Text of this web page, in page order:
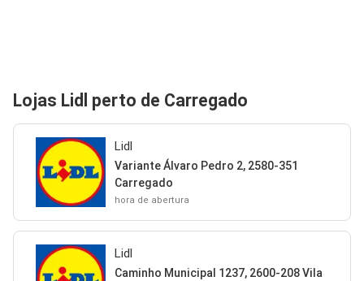
Lojas Lidl perto de Carregado
Lidl
Variante Álvaro Pedro 2, 2580-351
Carregado
hora de abertura
Lidl
Caminho Municipal 1237, 2600-208 Vila